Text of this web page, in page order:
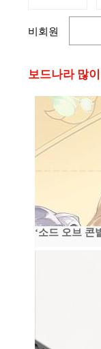
비회원
보드나라 많
‘소드 오브 콘